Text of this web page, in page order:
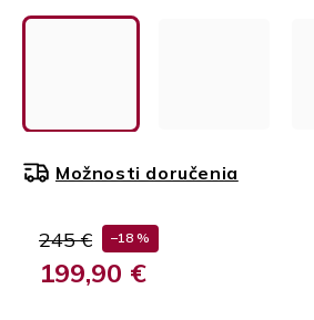
245 € –18 %
199,90 €
Možnosti doručenia